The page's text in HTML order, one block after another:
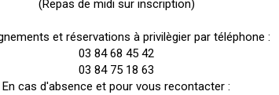
(Repas de midi sur inscription)
et réservations à privilègier par téléphone :
03 84 68 45 42
03 84 75 18 63
En cas d'absence et pour vous recontacter :